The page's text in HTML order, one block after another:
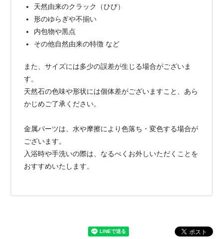
天然由来のクラック（ひび）
形のゆらぎや不揃い
内包物や黒点
その他自然由来の特徴 など
また、サイズには多少の誤差が生じる場合がございま
す。
天然石の色味や形状には個体差がございますこと、あら
かじめご了承ください。
金属パーツは、水や摩擦により色落ち・変色する場合が
ございます。
入浴時や手洗いの際は、なるべくお外しいただくことを
おすすめいたします。